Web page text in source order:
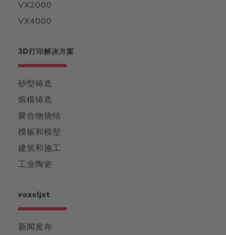
VX2000
VX4000
3D打印解决方案
砂型铸造
熔模铸造
聚合物烧结
模板和模型
建筑和施工
工业陶瓷
voxeljet
新闻发布